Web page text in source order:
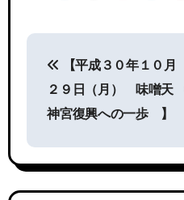
投
稿
ナ
ビ
ゲ
【平成３０年１０月
２９日（月） 味噌天
神宮復興への一歩 】